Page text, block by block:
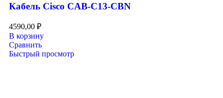
Кабель Cisco CAB-C13-CBN
4590,00 ₽
В корзину
Сравнить
Быстрый просмотр